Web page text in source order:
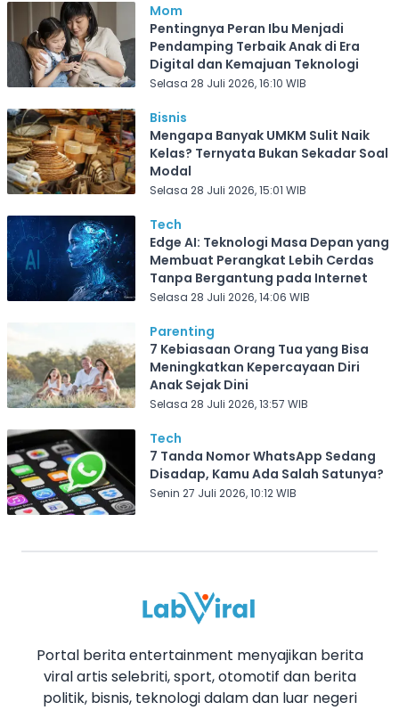
Mom
Pentingnya Peran Ibu Menjadi
Pendamping Terbaik Anak di Era
Digital dan Kemajuan Teknologi
Selasa 28 Juli 2026, 16:10 WIB
Bisnis
Mengapa Banyak UMKM Sulit Naik
Kelas? Ternyata Bukan Sekadar Soal
Modal
Selasa 28 Juli 2026, 15:01 WIB
Tech
Edge AI: Teknologi Masa Depan yang
Membuat Perangkat Lebih Cerdas
Tanpa Bergantung pada Internet
Selasa 28 Juli 2026, 14:06 WIB
Parenting
7 Kebiasaan Orang Tua yang Bisa
Meningkatkan Kepercayaan Diri
Anak Sejak Dini
Selasa 28 Juli 2026, 13:57 WIB
Tech
7 Tanda Nomor WhatsApp Sedang
Disadap, Kamu Ada Salah Satunya?
Senin 27 Juli 2026, 10:12 WIB
Portal berita entertainment menyajikan berita
viral artis selebriti, sport, otomotif dan berita
politik, bisnis, teknologi dalam dan luar negeri